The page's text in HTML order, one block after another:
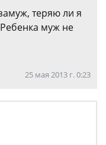
теряю ли я
муж не
25 мая 2013 г. 0:23